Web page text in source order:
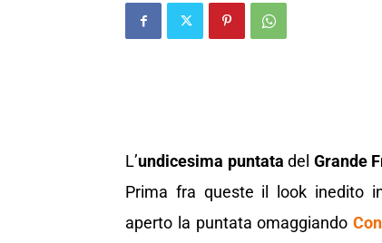
L’undicesima puntata del Grande
Prima fra queste il look inedito
aperto la puntata omaggiando